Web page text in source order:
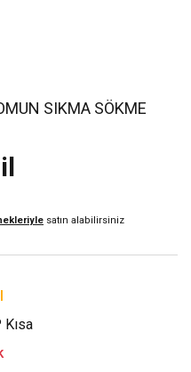
SIKMA SÖKME
satın alabilirsiniz